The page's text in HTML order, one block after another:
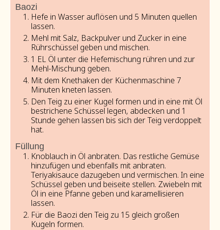
Baozi
Hefe in Wasser auflösen und 5 Minuten quellen
lassen.
Mehl mit Salz, Backpulver und Zucker in eine
Rührschüssel geben und mischen.
1 EL Öl unter die Hefemischung rühren und zur
Mehl-Mischung geben.
Mit dem Knethaken der Küchenmaschine 7
Minuten kneten lassen.
Den Teig zu einer Kugel formen und in eine mit Öl
bestrichene Schüssel legen, abdecken und 1
Stunde gehen lassen bis sich der Teig verdoppelt
hat.
Füllung
Knoblauch in Öl anbraten. Das restliche Gemüse
hinzufügen und ebenfalls mit anbraten.
Teriyakisauce dazugeben und vermischen. In eine
Schüssel geben und beiseite stellen. Zwiebeln mit
Öl in eine Pfanne geben und karamellisieren
lassen.
Für die Baozi den Teig zu 15 gleich großen
Kugeln formen.